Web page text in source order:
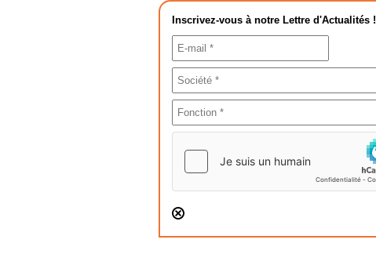
Inscrivez-vous à notre Lettre d'Actualités !